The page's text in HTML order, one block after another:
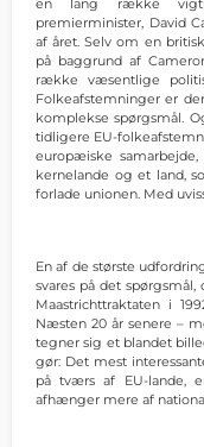
en lang række
premierminister, David
af året. Selv om en
på baggrund af
række væsentlige
Folkeafstemninger er
komplekse spørgsmål.
tidligere EU-
europæiske
kernelande og et land,
forlade unionen. Med
En af de største
svares på det
Maastrichttraktaten i
Næsten 20 år senere –
tegner sig et blandet
gør: Det mest
på tværs af EU-lande,
afhænger mere af